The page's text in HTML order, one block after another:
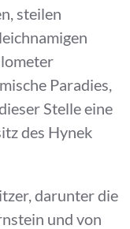
steilen
Paradies,
Stelle eine
des Hynek
darunter die
und von